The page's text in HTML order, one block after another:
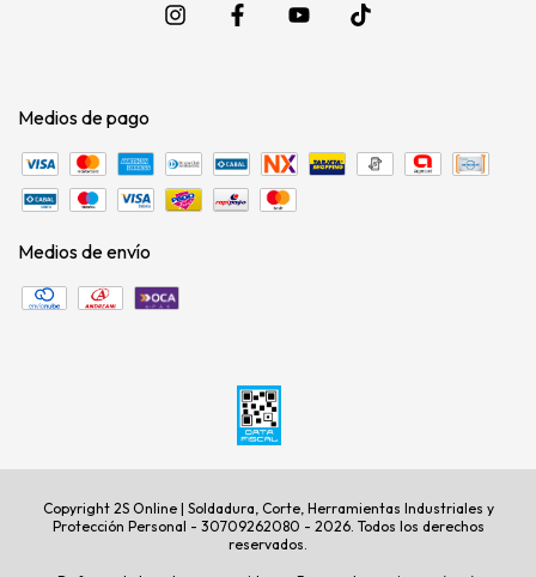
Medios de pago
Medios de envío
Copyright 2S Online | Soldadura, Corte, Herramientas Industriales y
Protección Personal - 30709262080 - 2026. Todos los derechos
reservados.